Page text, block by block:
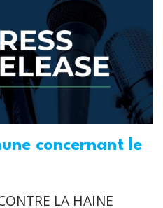
concernant le
LA HAINE